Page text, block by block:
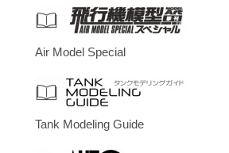
Air Model Special
Tank Modeling Guide